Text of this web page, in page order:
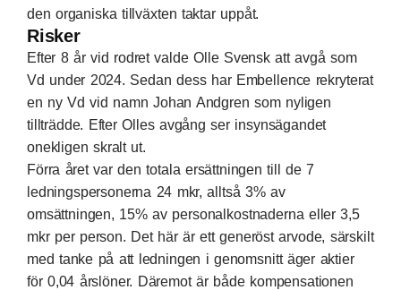
den organiska tillväxten taktar uppåt.
Risker
Efter 8 år vid rodret valde Olle Svensk att avgå som
Vd under 2024. Sedan dess har Embellence rekryterat
en ny Vd vid namn Johan Andgren som nyligen
tillträdde. Efter Olles avgång ser insynsägandet
onekligen skralt ut.
Förra året var den totala ersättningen till de 7
ledningspersonerna 24 mkr, alltså 3% av
omsättningen, 15% av personalkostnaderna eller 3,5
mkr per person. Det här är ett generöst arvode, särskilt
med tanke på att ledningen i genomsnitt äger aktier
för 0,04 årslöner. Däremot är både kompensationen